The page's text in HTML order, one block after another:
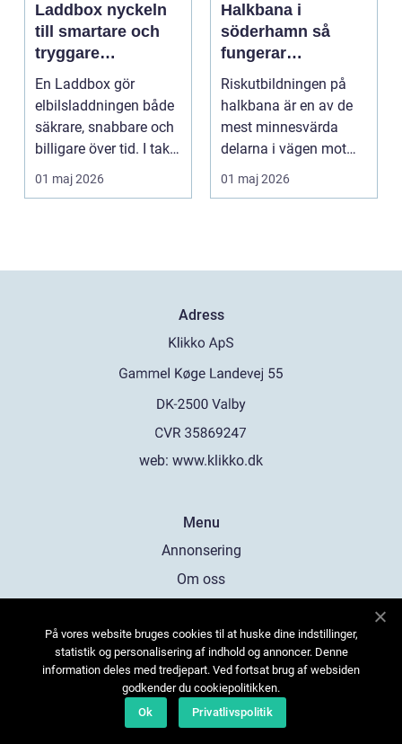
Laddbox nyckeln
till smartare och
tryggare
elbilsladdning
hemma
En Laddbox gör
elbilsladdningen både
säkrare, snabbare och
billigare över tid. I takt
med att fler s...
01 maj 2026
Halkbana i
söderhamn så
fungerar
riskutbildningen
och därför spelar
den roll
Riskutbildningen på
halkbana är en av de
mest minnesvärda
delarna i vägen mot
körkort. Många
kommer ...
01 maj 2026
Adress
web: www.klikko.dk
Menu
Annonsering
Om oss
Kontakta oss
Sitemap
På vores website bruges cookies til at huske dine indstillinger,
statistik og personalisering af indhold og annoncer. Denne
information deles med tredjepart. Ved fortsat brug af websiden
godkender du cookiepolitikken.
Ok
Privatlivspolitik